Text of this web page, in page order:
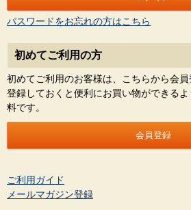
パスワードをお忘れの方はこちら
初めてご利用の方
初めてご利用のお客様は、こちらから会員
登録しておくと便利にお買い物ができる
料です。
ご利用ガイド
メールマガジン登録